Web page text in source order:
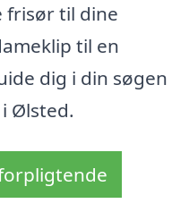
frisør til dine
til en
dig i din søgen
Ølsted.